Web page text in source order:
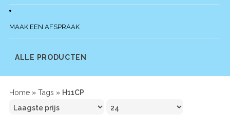
MAAK EEN AFSPRAAK
ALLE PRODUCTEN
Home » Tags » H11CP